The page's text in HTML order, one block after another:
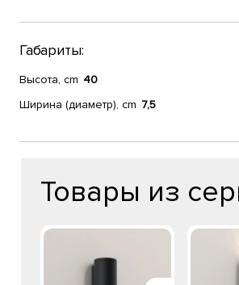
Габариты:
Высота, cm 40
Ширина (диаметр), cm 7,5
Товары из